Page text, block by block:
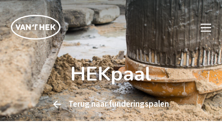
HEKpaal
Terug naarfunderingspalen